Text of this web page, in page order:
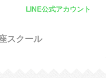
LINE公式アカウント
スクール